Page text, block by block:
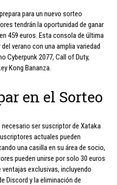
para un nuevo sorteo
tendrán la oportunidad de ganar
459 euros. Esta consola de última
verano con una amplia variedad
Cyberpunk 2077, Call of Duty,
Kong Bananza.
en el Sorteo
ser suscriptor de Xataka
actuales pueden
una casilla en su área de socio,
pueden unirse por solo 30 euros
exclusivas, incluyendo
Discord y la eliminación de